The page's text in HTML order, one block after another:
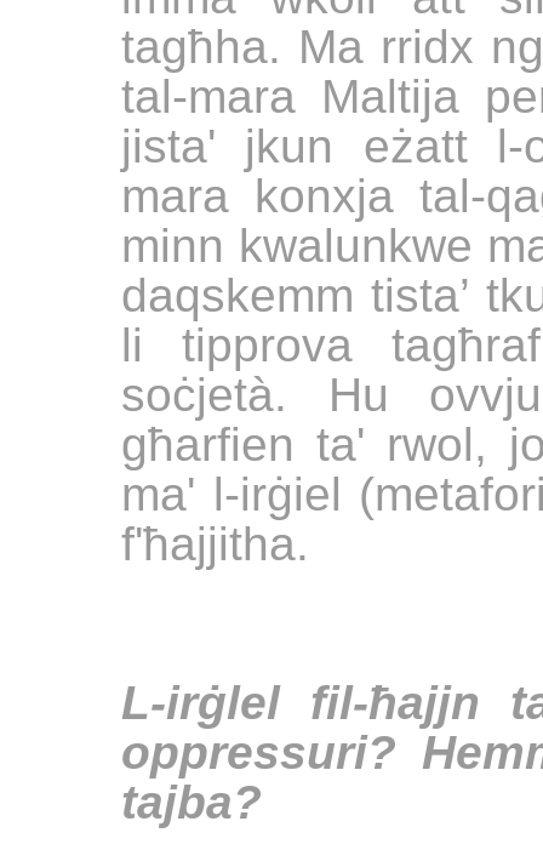
tagħha. Ma rridx
tal-mara Maltija
jista' jkun eżatt
mara konxja tal-
minn kwalunkwe
daqskemm tista’
li tipprova
soċjetà. Hu
għarfien ta' rwol,
ma' l-irġiel
f'ħajjitha.
L-irġlel fil-ħajjn
oppressuri?
tajba?